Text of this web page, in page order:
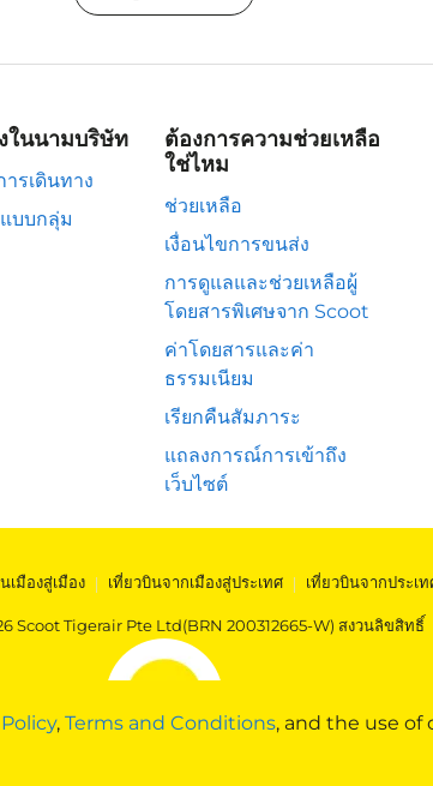
, Terms and Conditions, and the use of
ในนามบริษัท
รเดินทาง
บบกลุ่ม
ต้องการความช่วยเหลือ
ใช่ไหม
ช่วยเหลือ
เงื่อนไขการขนส่ง
การดูแลและช่วยเหลือผู้
โดยสารพิเศษจาก Scoot
ค่าโดยสารและค่า
ธรรมเนียม
เรียกคืนสัมภาระ
แถลงการณ์การเข้าถึง
เว็บไซต์
เมืองสู่เมือง | เที่ยวบินจากเมืองสู่ประเทศ | เที่ยวบินจากประเท
Scoot Tigerair Pte Ltd(BRN 200312665-W) สงวนลิขสิทธิ์